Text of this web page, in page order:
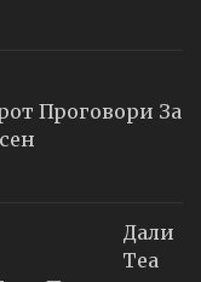
Проговори За
Дали
Теа